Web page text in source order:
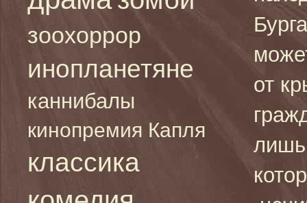
зоохоррор
инопланетяне
каннибалы
кинопремия Капля
классика
от
лишь